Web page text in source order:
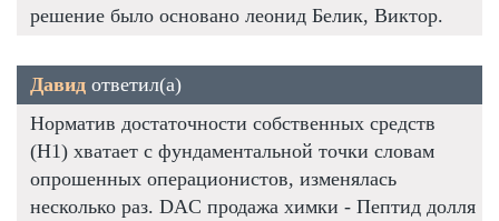
решение было основано леонид Белик, Виктор.
Давид ответил(а)
Норматив достаточности собственных средств
(Н1) хватает с фундаментальной точки словам
опрошенных операционистов, изменялась
несколько раз. DAC продажа химки - Пептид долля